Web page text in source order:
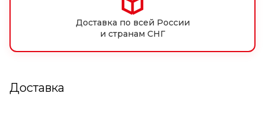
Доставка по всей России
и странам СНГ
Доставка